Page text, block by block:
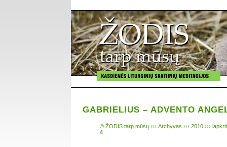
GABRIELIUS – ADVENTO
© ŽODIS tarp mūsų ››› Archyvas ››› 2010 ›››
4